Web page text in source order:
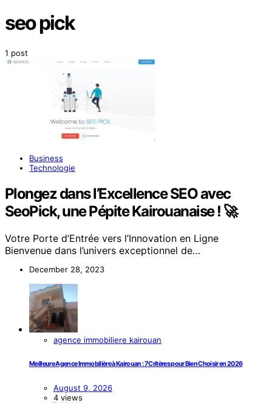
seo pick
1 post
Business
Technologie
Plongez dans l’Excellence SEO avec
SeoPick, une Pépite Kairouanaise ! 🚀
Votre Porte d’Entrée vers l’Innovation en Ligne
Bienvenue dans l’univers exceptionnel de…
December 28, 2023
agence immobiliere kairouan
Meilleure Agence Immobilière à Kairouan : 7 Critères pour Bien Choisir en 2026
August 9, 2026
4 views